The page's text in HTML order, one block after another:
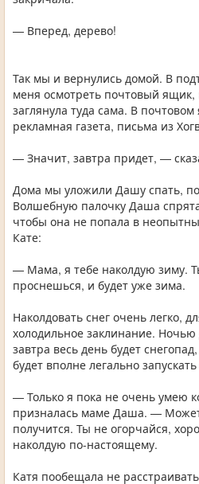
— Вперед, дерево!
Так мы и вернулись домой. В
меня осмотреть почтовый ящик,
заглянула туда сама. В
рекламная газета, письма из
— Значит, завтра придет, —
Дома мы уложили Дашу спать,
Волшебную палочку Даша
чтобы она не попала в
Кате:
— Мама, я тебе наколдую зиму.
проснешься, и будет уже зима.
Наколдовать снег очень легко,
холодильное заклинание.
завтра весь день будет
будет вполне легально
— Только я пока не очень умею
призналась маме Даша. —
получится. Ты не огорчайся,
наколдую по-настоящему.
Катя пообещала не